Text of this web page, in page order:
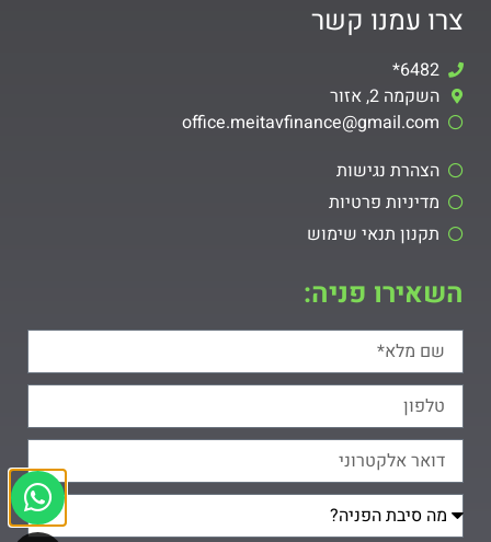
צרו עמנו קשר
6482*
השקמה 2, אזור
office.meitavfinance@gmail.com​
הצהרת נגישות
מדיניות פרטיות
תקנון תנאי שימוש
השאירו פניה: